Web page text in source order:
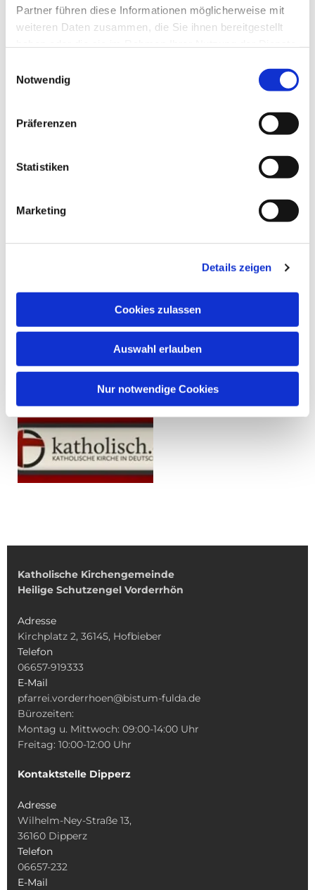
Partner führen diese Informationen möglicherweise mit
weiteren Daten zusammen, die Sie ihnen bereitgestellt
Notwendig
Präferenzen
Statistiken
Marketing
Details zeigen
Cookies zulassen
Auswahl erlauben
Nur notwendige Cookies
Katholische Kirchengemeinde
Heilige Schutzengel Vorderrhön
Adresse
Kirchplatz 2, 36145, Hofbieber
Telefon
06657-919333
E-Mail
pfarrei.vorderrhoen@bistum-fulda.de
Bürozeiten:
Montag u. Mittwoch: 09:00-14:00 Uhr
Freitag: 10:00-12:00 Uhr
Kontaktstelle Dipperz
Adresse
Wilhelm-Ney-Straße 13,
36160 Dipperz
Telefon
06657-232
E-Mail